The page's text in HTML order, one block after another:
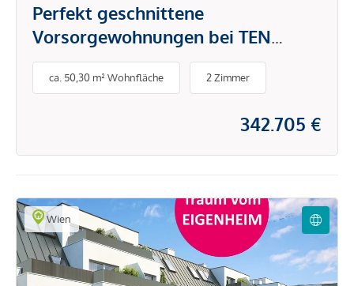
Perfekt geschnittene
Vorsorgewohnungen bei TEN
LIVING in Favoriten
ca. 50,30 m² Wohnfläche 2 Zimmer
342.705 €
Wien